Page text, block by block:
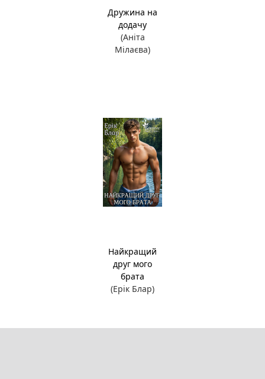
Дружина на
додачу
(Аніта
Мілаєва)
Найкращий
друг мого
брата
(Ерік Блар)